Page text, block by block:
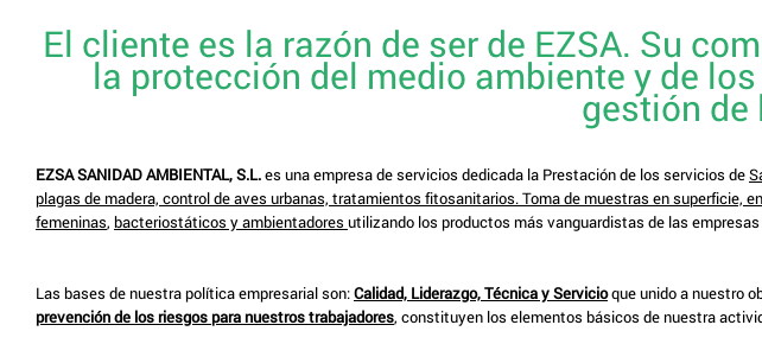
El cliente es la razón de ser de EZSA. Su
la protección del medio ambiente y de
gestión de
EZSA SANIDAD AMBIENTAL, S.L.es una empresa de servicios dedicada la Prestación de los servicios de
plagas de madera, control de aves urbanas, tratamientos fitosanitarios. Toma de muestras en
femeninas, bacteriostáticos y ambientadores utilizando los productos más vanguardistas de las
Las bases de nuestra política empresarial son:Calidad, Liderazgo, Técnica y Servicioque unido a nuestro
prevención de los riesgos para nuestros trabajadores, constituyen los elementos básicos de nuestra